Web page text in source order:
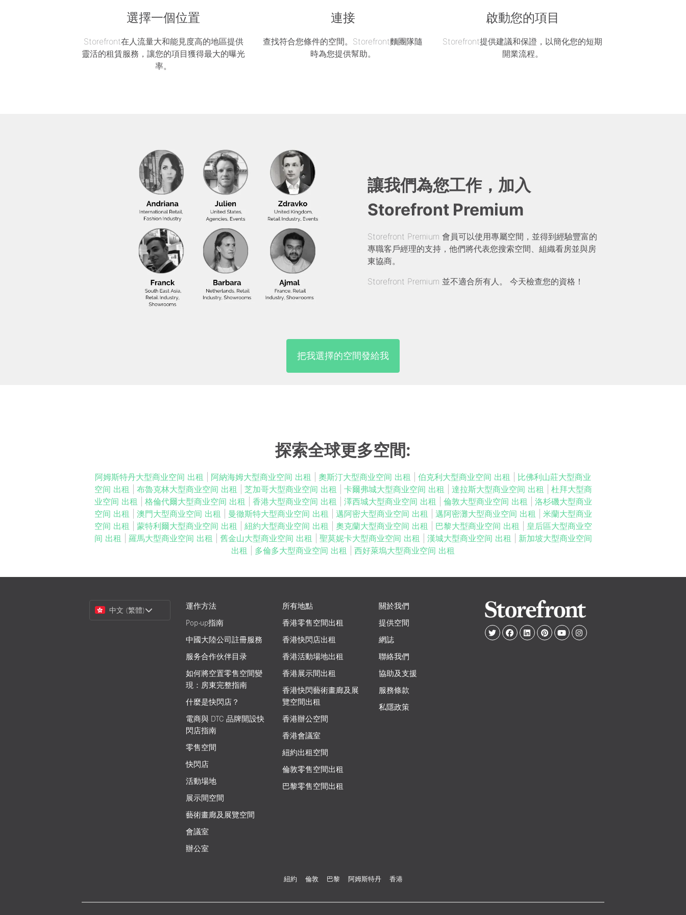
選擇一個位置
Storefront在人流量大和能見度高的地區提供
靈活的租賃服務，讓您的項目獲得最大的曝光
率。
連接
查找符合您條件的空間。Storefront麵團隊隨
時為您提供幫助。
啟動您的項目
Storefront提供建議和保證，以簡化您的短期
開業流程。
讓我們為您工作，加入
Storefront Premium
Storefront Premium 會員可以使用專屬空間，並得到經驗豐富的
專職客戶經理的支持，他們將代表您搜索空間、組織看房並與房
東協商。
Storefront Premium 並不適合所有人。 今天檢查您的資格！
把我選擇的空間發給我
探索全球更多空間:
阿姆斯特丹大型商业空间 出租 阿納海姆大型商业空间 出租 奧斯汀大型商业空间 出租 伯克利大型商业空间 出租
比佛利山莊大型商业
空间 出租
布魯克林大型商业空间 出租 芝加哥大型商业空间 出租 卡爾弗城大型商业空间 出租 達拉斯大型商业空间 出租
杜拜大型商
业空间 出租
格倫代爾大型商业空间 出租 香港大型商业空间 出租 澤西城大型商业空间 出租 倫敦大型商业空间 出租
洛杉磯大型商业
空间 出租
澳門大型商业空间 出租 曼徹斯特大型商业空间 出租 邁阿密大型商业空间 出租 邁阿密灘大型商业空间 出租
米蘭大型商业
空间 出租
蒙特利爾大型商业空间 出租 紐約大型商业空间 出租 奧克蘭大型商业空间 出租 巴黎大型商业空间 出租
皇后區大型商业空
间 出租
羅馬大型商业空间 出租 舊金山大型商业空间 出租 聖莫妮卡大型商业空间 出租 漢城大型商业空间 出租
新加坡大型商业空间
出租
多倫多大型商业空间 出租 西好萊塢大型商业空间 出租
Choose
中文 (繁體)
運作方法
Pop-up指南
中國大陸公司註冊服務
服务合作伙伴目录
如何將空置零售空間變
現：房東完整指南
什麼是快閃店？
電商與 DTC 品牌開設快
閃店指南
零售空間
快閃店
活動場地
展示間空間
藝術畫廊及展覽空間
會議室
辦公室
所有地點
香港零售空間出租
香港快閃店出租
香港活動場地出租
香港展示間出租
香港快閃藝術畫廊及展
覽空間出租
香港辦公空間
香港會議室
紐約出租空間
倫敦零售空間出租
巴黎零售空間出租
關於我們
提供空間
網誌
聯絡我們
協助及支援
服務條款
私隱政策
紐約 倫敦 巴黎 阿姆斯特丹 香港